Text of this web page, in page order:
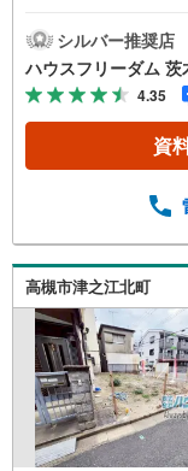
タッフ全員
約まで責任
は20代から
タッフも在
から徒歩
事帰りに
おりお子
シーが確保
ます。お問
O＾）
シルバー推奨店
ハウスフリーダム 茨
4.35
資
高槻市津之江北町